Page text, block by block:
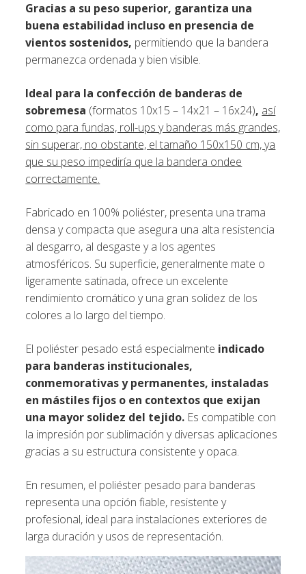
Gracias a su peso superior, garantiza una
buena estabilidad incluso en presencia de
vientos sostenidos, permitiendo que la bandera
permanezca ordenada y bien visible.
Ideal para la confección de banderas de
sobremesa (formatos 10x15 – 14x21 – 16x24), así
como para fundas, roll-ups y banderas más grandes,
sin superar, no obstante, el tamaño 150x150 cm, ya
que su peso impediría que la bandera ondee
correctamente.
Fabricado en 100% poliéster, presenta una trama
densa y compacta que asegura una alta resistencia
al desgarro, al desgaste y a los agentes
atmosféricos. Su superficie, generalmente mate o
ligeramente satinada, ofrece un excelente
rendimiento cromático y una gran solidez de los
colores a lo largo del tiempo.
El poliéster pesado está especialmente indicado
para banderas institucionales,
conmemorativas y permanentes, instaladas
en mástiles fijos o en contextos que exijan
una mayor solidez del tejido. Es compatible con
la impresión por sublimación y diversas aplicaciones
gracias a su estructura consistente y opaca.
En resumen, el poliéster pesado para banderas
representa una opción fiable, resistente y
profesional, ideal para instalaciones exteriores de
larga duración y usos de representación.